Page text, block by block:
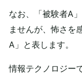
なお、「被験者A
ませんが、怖さを
A」と表します。
情報テクノロジー